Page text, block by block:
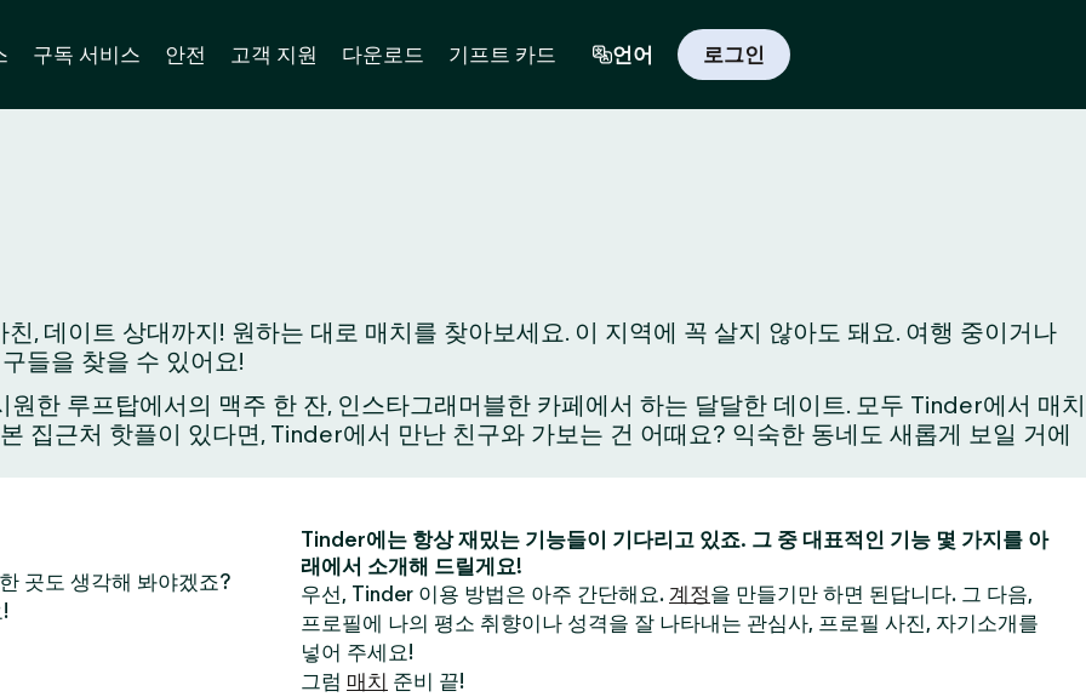
구독 서비스 안전 고객 지원 다운로드 기프트 카드 언어 로그인
, 데이트 상대까지! 원하는 대로 매치를 찾아보세요. 이 지역에 꼭 살지 않아도 돼요. 여행 중이거나
들을 찾을 수 있어요!
한 루프탑에서의 맥주 한 잔, 인스타그래머블한 카페에서 하는 달달한 데이트. 모두 Tinder에서 매치
집근처 핫플이 있다면, Tinder에서 만난 친구와 가보는 건 어때요? 익숙한 동네도 새롭게 보일 거에
곳도 생각해 봐야겠죠?
Tinder에는 항상 재밌는 기능들이 기다리고 있죠. 그 중 대표적인 기능 몇 가지를 아
래에서 소개해 드릴게요!
우선, Tinder 이용 방법은 아주 간단해요. 계정을 만들기만 하면 된답니다. 그 다음,
프로필에 나의 평소 취향이나 성격을 잘 나타내는 관심사, 프로필 사진, 자기소개를
넣어 주세요!
그럼 매치 준비 끝!